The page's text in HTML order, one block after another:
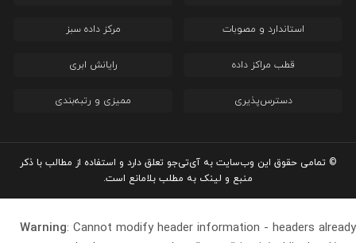
استاندارد و مصوبات مرکز داده سبز
قطب مراکز داده رایانش ابری
دسترس‌پذیری ممیزی و رتبه‌بندی
© تمامی حقوق این وب‌سایت به آی‌تی‌جو تعلق دارد و استفاده از مطالب با ذکر
منبع و لینک به مطلب بلامانع است.
Warning: Cannot modify header information - headers already